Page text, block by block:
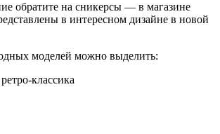
обратите на сникерсы — в магазине
в интересном дизайне в новой
моделей можно выделить:
классика